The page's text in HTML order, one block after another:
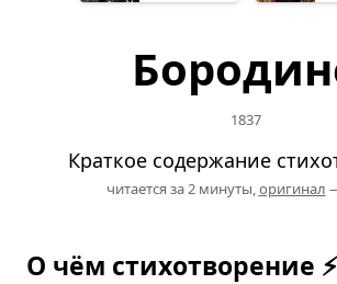
1837
Краткое содержание
читается за 2 минуты,оригинал
О чём стихотворение ⚡